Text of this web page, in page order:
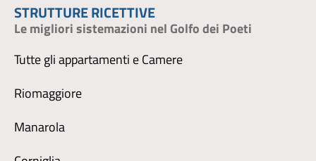
STRUTTURE RICETTIVE
Le migliori sistemazioni nel Golfo dei Poeti
Tutte gli appartamenti e Camere
Riomaggiore
Manarola